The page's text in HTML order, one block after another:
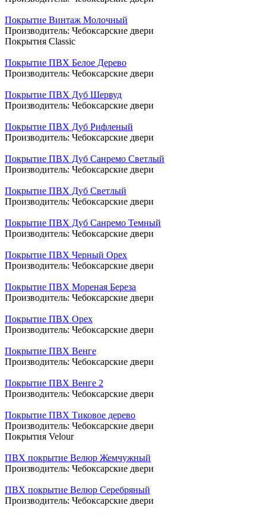
Покрытие Винтаж Молочный
Производитель: Чебоксарские двери
Покрытия Classic
Покрытие ПВХ Белое Дерево
Производитель: Чебоксарские двери
Покрытие ПВХ Дуб Шервуд
Производитель: Чебоксарские двери
Покрытие ПВХ Дуб Рифленый
Производитель: Чебоксарские двери
Покрытие ПВХ Дуб Санремо Светлый
Производитель: Чебоксарские двери
Покрытие ПВХ Дуб Светлый
Производитель: Чебоксарские двери
Покрытие ПВХ Дуб Санремо Темный
Производитель: Чебоксарские двери
Покрытие ПВХ Черный Орех
Производитель: Чебоксарские двери
Покрытие ПВХ Мореная Береза
Производитель: Чебоксарские двери
Покрытие ПВХ Орех
Производитель: Чебоксарские двери
Покрытие ПВХ Венге
Производитель: Чебоксарские двери
Покрытие ПВХ Венге 2
Производитель: Чебоксарские двери
Покрытие ПВХ Тиковое дерево
Производитель: Чебоксарские двери
Покрытия Velour
ПВХ покрытие Велюр Жемчужный
Производитель: Чебоксарские двери
ПВХ покрытие Велюр Серебряный
Производитель: Чебоксарские двери